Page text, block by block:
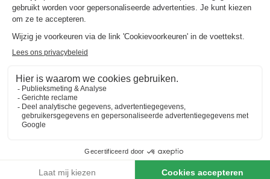
plaatsen. Het Zeeuws Museum en Museum Veere bieden
fascinerende inzichten, terwijl Deltapark Neeltje Jans een must
is voor avonturiers. De nabijheid van aantrekkelijke
watersportgebieden zoals het Veerse Meer maakt deze
ondernemingen.